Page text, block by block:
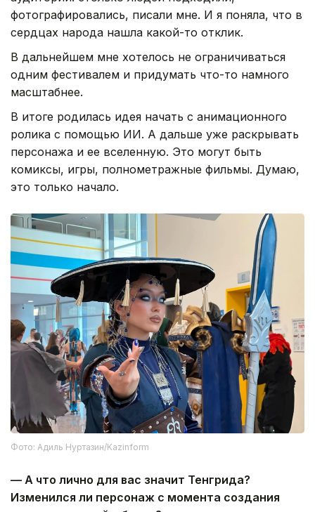
фотографировались, писали мне. И я поняла, что в
сердцах народа нашла какой-то отклик.
В дальнейшем мне хотелось не ограничиваться
одним фестивалем и придумать что-то намного
масштабнее.
В итоге родилась идея начать с анимационного
ролика с помощью ИИ. А дальше уже раскрывать
персонажа и ее вселенную. Это могут быть
комиксы, игры, полнометражные фильмы. Думаю,
это только начало.
Фото: Адиль Нуртазин/Kazinform
— А что лично для вас значит Тенгрида?
Изменился ли персонаж с момента создания